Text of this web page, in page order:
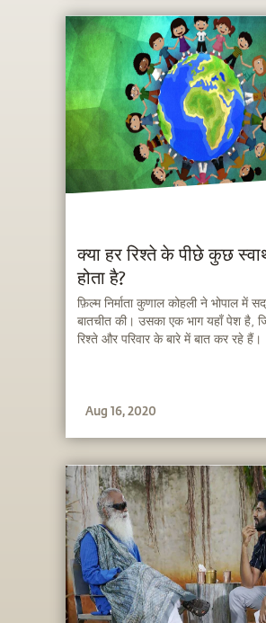
क्या हर रिश्ते के पीछे कुछ
होता है?
फ़िल्म निर्माता कुणाल कोहली ने भोपाल में
बातचीत की। उसका एक भाग यहाँ पेश है,
रिश्ते और परिवार के बारे में बात कर रहे हैं।
Aug 16, 2020